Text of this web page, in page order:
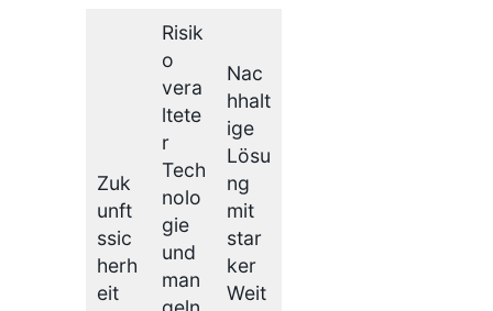
Zuk
unft
ssic
herh
eit
Risik
o
vera
ltete
r
Tech
nolo
gie
und
man
Nac
hhalt
ige
Lösu
ng
mit
star
ker
Weit